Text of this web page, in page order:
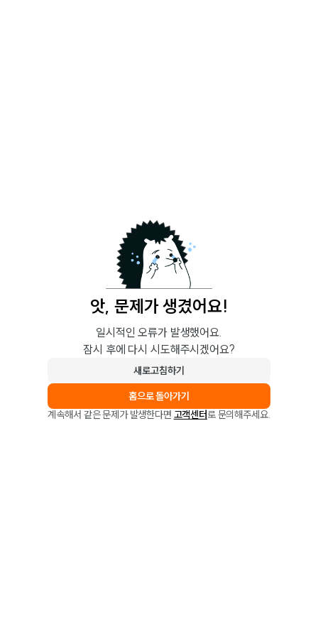
앗, 문제가 생겼어요!
일시적인 오류가 발생했어요.
잠시 후에 다시 시도해주시겠어요?
새로고침하기
홈으로 돌아가기
계속해서 같은 문제가 발생한다면 고객센터로 문의해주세요.